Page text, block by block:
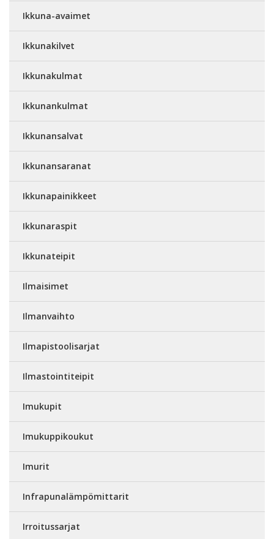
Ikkuna-avaimet
Ikkunakilvet
Ikkunakulmat
Ikkunankulmat
Ikkunansalvat
Ikkunansaranat
Ikkunapainikkeet
Ikkunaraspit
Ikkunateipit
Ilmaisimet
Ilmanvaihto
Ilmapistoolisarjat
Ilmastointiteipit
Imukupit
Imukuppikoukut
Imurit
Infrapunalämpömittarit
Irroitussarjat